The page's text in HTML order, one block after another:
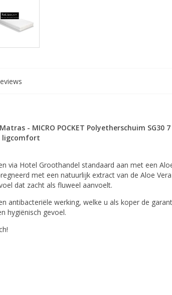
- MICRO POCKET Polyetherschuim SG30 7
ligcomfort
via Hotel Groothandel standaard aan met een
met een natuurlijk extract van de Aloe Vera
dat zacht als fluweel aanvoelt.
antibacteriële werking, welke u als koper de
hygiënisch gevoel.